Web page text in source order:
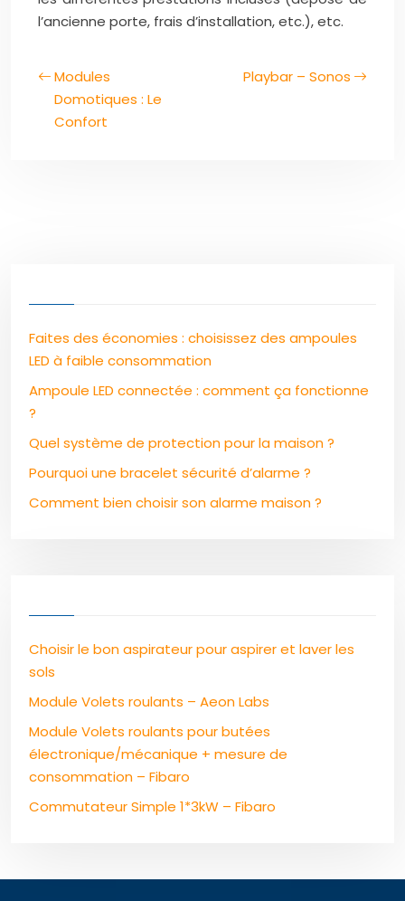
l’ancienne porte, frais d’installation, etc.), etc.
Modules
Domotiques : Le
Confort
Playbar – Sonos
Faites des économies : choisissez des ampoules
LED à faible consommation
Ampoule LED connectée : comment ça fonctionne
?
Quel système de protection pour la maison ?
Pourquoi une bracelet sécurité d’alarme ?
Comment bien choisir son alarme maison ?
Choisir le bon aspirateur pour aspirer et laver les
sols
Module Volets roulants – Aeon Labs
Module Volets roulants pour butées
électronique/mécanique + mesure de
consommation – Fibaro
Commutateur Simple 1*3kW – Fibaro